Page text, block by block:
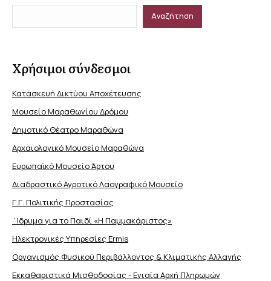
Αναζήτηση
Χρήσιμοι σύνδεσμοι
Κατασκευή Δικτύου Αποχέτευσης
Μουσείο Μαραθωνίου Δρόμου
Δημοτικό Θέατρο Μαραθώνα
Αρχαιολογικό Μουσείο Μαραθώνα
Ευρωπαϊκό Μουσείο Άρτου
Διαδραστικό Αγροτικό Λαογραφικό Μουσείο
Γ.Γ. Πολιτικής Προστασίας
΄Ιδρυμα για το Παιδί «Η Παμμακάριστος»
Ηλεκτρονικές Υπηρεσίες Ermis
Οργανισμός Φυσικού Περιβάλλοντος & Κλιματικής Aλλαγής
Εκκαθαριστικά Μισθοδοσίας - Ενιαία Αρχή Πληρωμών